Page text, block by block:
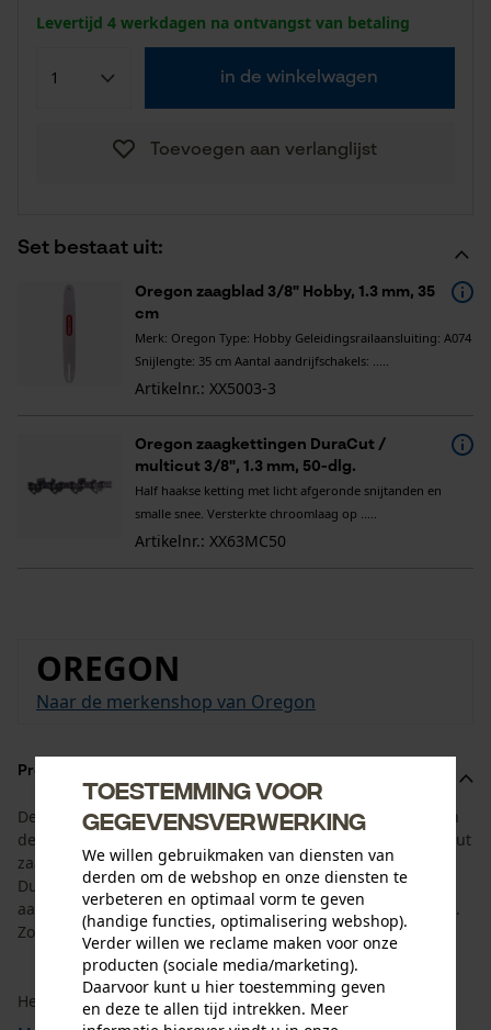
Set bestaat uit:
Oregon zaagblad 3/8" Hobby, 1.3 mm, 35
cm
Merk: Oregon Type: Hobby Geleidingsrailaansluiting: A074
Snijlengte: 35 cm Aantal aandrijfschakels: .....
Artikelnr.: XX5003-3
Oregon zaagkettingen DuraCut /
multicut 3/8", 1.3 mm, 50-dlg.
Half haakse ketting met licht afgeronde snijtanden en
smalle snee. Versterkte chroomlaag op .....
Artikelnr.: XX63MC50
Levertijd 4 werkdagen na ontvangst van betaling
in de winkelwagen
Toevoegen aan verlanglijst
OREGON
Naar de merkenshop van Oregon
Productomschrijving
De set is aangepast aan de levensduur van het zaagblad en
de kettingzaagketting. Hij bestaat uit het Oregon AdvanceCut
zaagblad met een zaaglengte van 35 cm en 4 Oregon
DuraCut/MultiCut zaagkettingen met een
aandrijfschakelbreedte van 1,3 mm en een 3/8" hobbysteek.
Zo heeft u de juiste vervangketting direct bij de hand.
Het Oregon AdvanceCut zaagblad maakt indruk met zijn ...
Toestemming voor
gegevensverwerking
We willen gebruikmaken van diensten van
derden om de webshop en onze diensten te
verbeteren en optimaal vorm te geven
(handige functies, optimalisering webshop).
Verder willen we reclame maken voor onze
producten (sociale media/marketing).
Daarvoor kunt u hier toestemming geven
en deze te allen tijd intrekken. Meer